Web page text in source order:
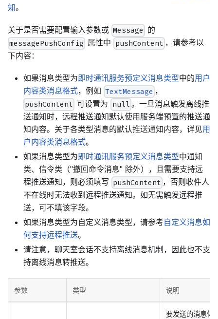
知。
关于是否需要配置输入参数或 Message 的
messagePushConfig 属性中 pushContent ，请参考以
下内容：
如果消息类型为即时通讯服务预定义消息类型中的用户
内容类消息格式，例如 TextMessage ，
pushContent 可设置为 null 。一旦消息触发离线推
送通知时，远程推送通知默认使用服务端预置的推送通
知内容。关于各类型消息的默认推送通知内容，详见用
户内容类消息格式。
如果消息类型为即时通讯服务预定义消息类型中通知
类、信令类（"撤回命令消息" 除外），且需要支持远
程推送通知，则必须填写 pushContent ，否则收件人
不在线时无法收到远程推送通知。如无需触发远程推
送，可不填该字段。
如果消息类型为自定义消息类型，请参考自定义消息如
何支持远程推送。
请注意，聊天室会话不支持离线消息机制，因此也不支
持离线消息转推送。
参数 类型 说明
要发送的消息体